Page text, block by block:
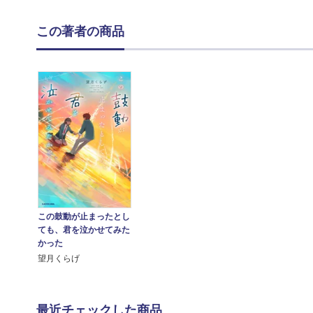
この著者の商品
この鼓動が止まったとし
ても、君を泣かせてみた
かった
望月くらげ